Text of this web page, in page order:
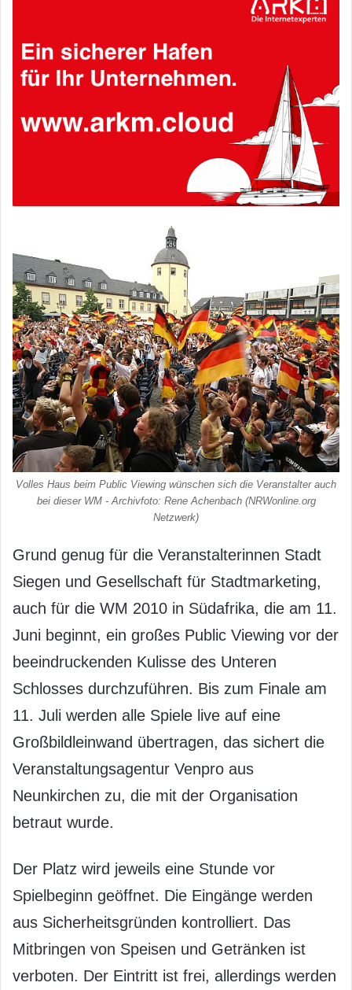
Volles Haus beim Public Viewing wünschen sich die Veranstalter auch
bei dieser WM - Archivfoto: Rene Achenbach (NRWonline.org
Netzwerk)
Grund genug für die Veranstalterinnen Stadt
Siegen und Gesellschaft für Stadtmarketing,
auch für die WM 2010 in Südafrika, die am 11.
Juni beginnt, ein großes Public Viewing vor der
beeindruckenden Kulisse des Unteren
Schlosses durchzuführen. Bis zum Finale am
11. Juli werden alle Spiele live auf eine
Großbildleinwand übertragen, das sichert die
Veranstaltungsagentur Venpro aus
Neunkirchen zu, die mit der Organisation
betraut wurde.
Der Platz wird jeweils eine Stunde vor
Spielbeginn geöffnet. Die Eingänge werden
aus Sicherheitsgründen kontrolliert. Das
Mitbringen von Speisen und Getränken ist
verboten. Der Eintritt ist frei, allerdings werden